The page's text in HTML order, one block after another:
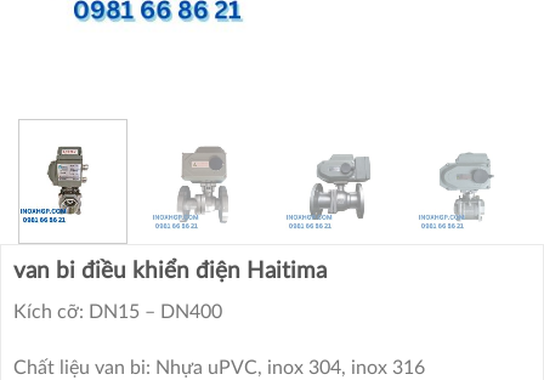
van bi điều khiển điện Haitima
Kích cỡ: DN15 – DN400
Chất liệu van bi: Nhựa uPVC, inox 304, inox 316